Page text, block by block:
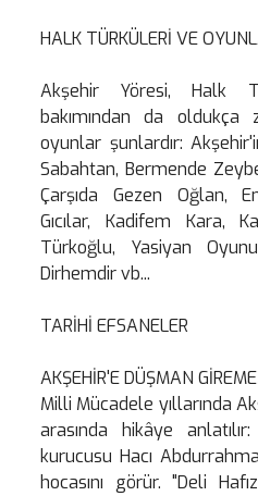
HALK TÜRKÜLERİ VE
Akşehir Yöresi, Halk
bakımından da
oyunlar şunlardır:
Sabahtan, Bermende
Çarşıda Gezen Oğlan,
Gıcılar, Kadifem Kara,
Türkoğlu, Yasiyan
Dirhemdir vb...
TARİHİ EFSANELER
AKŞEHİR'E DÜŞMAN
Milli Mücadele yıllarında
arasında hikâye
kurucusu Hacı
hocasını görür. "Deli